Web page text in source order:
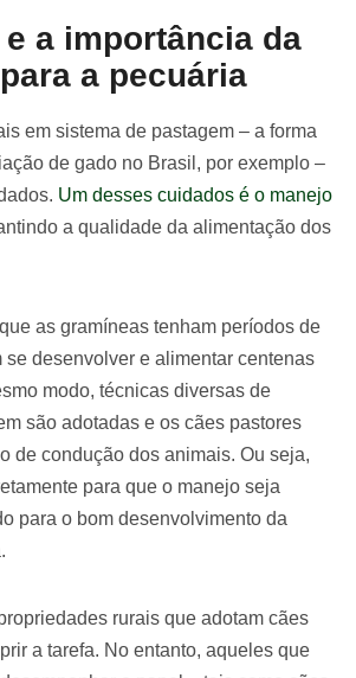
a importância da
a pecuária
em sistema de pastagem – a forma
de gado no Brasil, por exemplo –
Um desses cuidados é o manejo
a qualidade da alimentação dos
as gramíneas tenham períodos de
se desenvolver e alimentar centenas
modo, técnicas diversas de
são adotadas e os cães pastores
de condução dos animais. Ou seja,
para que o manejo seja
para o bom desenvolvimento da
rurais que adotam cães
a tarefa. No entanto, aqueles que